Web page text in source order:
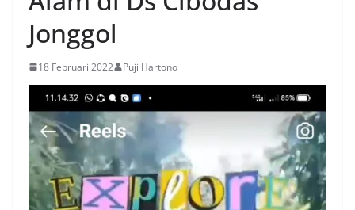
Jonggol
18 Februari 2022 Puji Hartono